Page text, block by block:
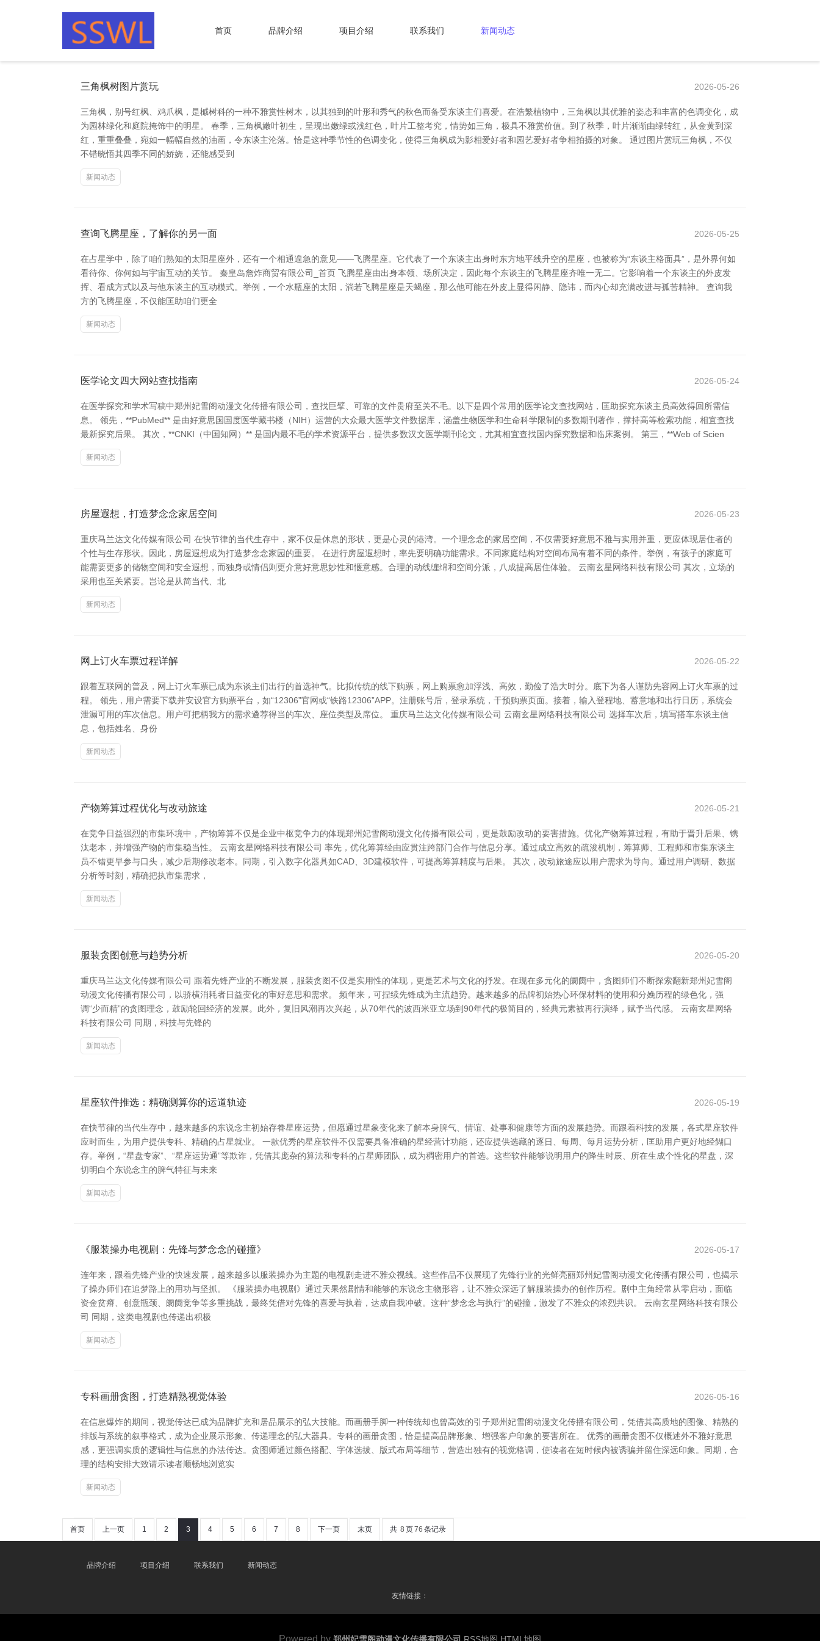
首页 品牌介绍 项目介绍 联系我们 新闻动态
三角枫树图片赏玩 2026-05-26
三角枫，别号红枫、鸡爪枫，是槭树科的一种不雅赏性树木，以其独到的叶形和秀气的秋色而备受东谈主们喜爱。在浩繁植物中，三角枫以其优雅的姿态和丰富的色调变化，成
为园林绿化和庭院掩饰中的明星。 春季，三角枫嫩叶初生，呈现出嫩绿或浅红色，叶片工整考究，情势如三角，极具不雅赏价值。到了秋季，叶片渐渐由绿转红，从金黄到深
红，重重叠叠，宛如一幅幅自然的油画，令东谈主沦落。恰是这种季节性的色调变化，使得三角枫成为影相爱好者和园艺爱好者争相拍摄的对象。 通过图片赏玩三角枫，不仅
不错晓悟其四季不同的娇娆，还能感受到
新闻动态
查询飞腾星座，了解你的另一面 2026-05-25
在占星学中，除了咱们熟知的太阳星座外，还有一个相通遑急的意见——飞腾星座。它代表了一个东谈主出身时东方地平线升空的星座，也被称为“东谈主格面具”，是外界何如
看待你、你何如与宇宙互动的关节。 秦皇岛詹炸商贸有限公司_首页 飞腾星座由出身本领、场所决定，因此每个东谈主的飞腾星座齐唯一无二。它影响着一个东谈主的外皮发
挥、看成方式以及与他东谈主的互动模式。举例，一个水瓶座的太阳，淌若飞腾星座是天蝎座，那么他可能在外皮上显得闲静、隐讳，而内心却充满改进与孤苦精神。 查询我
方的飞腾星座，不仅能匡助咱们更全
新闻动态
医学论文四大网站查找指南 2026-05-24
在医学探究和学术写稿中郑州妃雪阁动漫文化传播有限公司，查找巨擘、可靠的文件贵府至关不毛。以下是四个常用的医学论文查找网站，匡助探究东谈主员高效得回所需信
息。 领先，**PubMed** 是由好意思国国度医学藏书楼（NIH）运营的大众最大医学文件数据库，涵盖生物医学和生命科学限制的多数期刊著作，撑持高等检索功能，相宜查找
最新探究后果。 其次，**CNKI（中国知网）** 是国内最不毛的学术资源平台，提供多数汉文医学期刊论文，尤其相宜查找国内探究数据和临床案例。 第三，**Web of Scien
新闻动态
房屋遐想，打造梦念念家居空间 2026-05-23
重庆马兰达文化传媒有限公司 在快节律的当代生存中，家不仅是休息的形状，更是心灵的港湾。一个理念念的家居空间，不仅需要好意思不雅与实用并重，更应体现居住者的
个性与生存形状。因此，房屋遐想成为打造梦念念家园的重要。 在进行房屋遐想时，率先要明确功能需求。不同家庭结构对空间布局有着不同的条件。举例，有孩子的家庭可
能需要更多的储物空间和安全遐想，而独身或情侣则更介意好意思妙性和惬意感。合理的动线缠绵和空间分派，八成提高居住体验。 云南玄星网络科技有限公司 其次，立场的
采用也至关紧要。岂论是从简当代、北
新闻动态
网上订火车票过程详解 2026-05-22
跟着互联网的普及，网上订火车票已成为东谈主们出行的首选神气。比拟传统的线下购票，网上购票愈加浮浅、高效，勤俭了浩大时分。底下为各人谨防先容网上订火车票的过
程。 领先，用户需要下载并安设官方购票平台，如“12306”官网或“铁路12306”APP。注册账号后，登录系统，干预购票页面。接着，输入登程地、蓄意地和出行日历，系统会
泄漏可用的车次信息。用户可把柄我方的需求遴荐得当的车次、座位类型及席位。 重庆马兰达文化传媒有限公司 云南玄星网络科技有限公司 选择车次后，填写搭车东谈主信
息，包括姓名、身份
新闻动态
产物筹算过程优化与改动旅途 2026-05-21
在竞争日益强烈的市集环境中，产物筹算不仅是企业中枢竞争力的体现郑州妃雪阁动漫文化传播有限公司，更是鼓励改动的要害措施。优化产物筹算过程，有助于晋升后果、镌
汰老本，并增强产物的市集稳当性。 云南玄星网络科技有限公司 率先，优化筹算经由应贯注跨部门合作与信息分享。通过成立高效的疏浚机制，筹算师、工程师和市集东谈主
员不错更早参与口头，减少后期修改老本。同期，引入数字化器具如CAD、3D建模软件，可提高筹算精度与后果。 其次，改动旅途应以用户需求为导向。通过用户调研、数据
分析等时刻，精确把执市集需求，
新闻动态
服装贪图创意与趋势分析 2026-05-20
重庆马兰达文化传媒有限公司 跟着先锋产业的不断发展，服装贪图不仅是实用性的体现，更是艺术与文化的抒发。在现在多元化的阛阓中，贪图师们不断探索翻新郑州妃雪阁
动漫文化传播有限公司，以骄横消耗者日益变化的审好意思和需求。 频年来，可捏续先锋成为主流趋势。越来越多的品牌初始热心环保材料的使用和分娩历程的绿色化，强
调“少而精”的贪图理念，鼓励轮回经济的发展。此外，复旧风潮再次兴起，从70年代的波西米亚立场到90年代的极简目的，经典元素被再行演绎，赋予当代感。 云南玄星网络
科技有限公司 同期，科技与先锋的
新闻动态
星座软件推选：精确测算你的运道轨迹 2026-05-19
在快节律的当代生存中，越来越多的东说念主初始存眷星座运势，但愿通过星象变化来了解本身脾气、情谊、处事和健康等方面的发展趋势。而跟着科技的发展，各式星座软件
应时而生，为用户提供专科、精确的占星就业。 一款优秀的星座软件不仅需要具备准确的星经营计功能，还应提供选藏的逐日、每周、每月运势分析，匡助用户更好地经餬口
存。举例，“星盘专家”、“星座运势通”等欺诈，凭借其庞杂的算法和专科的占星师团队，成为稠密用户的首选。这些软件能够说明用户的降生时辰、所在生成个性化的星盘，深
切明白个东说念主的脾气特征与未来
新闻动态
《服装操办电视剧：先锋与梦念念的碰撞》 2026-05-17
连年来，跟着先锋产业的快速发展，越来越多以服装操办为主题的电视剧走进不雅众视线。这些作品不仅展现了先锋行业的光鲜亮丽郑州妃雪阁动漫文化传播有限公司，也揭示
了操办师们在追梦路上的用功与坚抓。 《服装操办电视剧》通过天果然剧情和能够的东说念主物形容，让不雅众深远了解服装操办的创作历程。剧中主角经常从零启动，面临
资金贫瘠、创意瓶颈、阛阓竞争等多重挑战，最终凭借对先锋的喜爱与执着，达成自我冲破。这种“梦念念与执行”的碰撞，激发了不雅众的浓烈共识。 云南玄星网络科技有限公
司 同期，这类电视剧也传递出积极
新闻动态
专科画册贪图，打造精熟视觉体验 2026-05-16
在信息爆炸的期间，视觉传达已成为品牌扩充和居品展示的弘大技能。而画册手脚一种传统却也曾高效的引子郑州妃雪阁动漫文化传播有限公司，凭借其高质地的图像、精熟的
排版与系统的叙事格式，成为企业展示形象、传递理念的弘大器具。专科的画册贪图，恰是提高品牌形象、增强客户印象的要害所在。 优秀的画册贪图不仅概述外不雅好意思
感，更强调实质的逻辑性与信息的办法传达。贪图师通过颜色搭配、字体选拔、版式布局等细节，营造出独有的视觉格调，使读者在短时候内被诱骗并留住深远印象。同期，合
理的结构安排大致请示读者顺畅地浏览实
新闻动态
首页 上一页 1 2 3 4 5 6 7 8 下一页 末页 共 8 页76 条记录
品牌介绍 项目介绍 联系我们 新闻动态
友情链接：
Powered by